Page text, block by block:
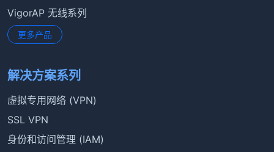
VigorAP 无线系列
更多产品
解决方案系列
虚拟专用网络 (VPN)
SSL VPN
身份和访问管理 (IAM)